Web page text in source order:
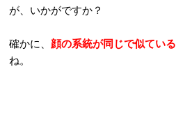
が、いかがですか？
確かに、 顔の系統が同じで似ている
ね。